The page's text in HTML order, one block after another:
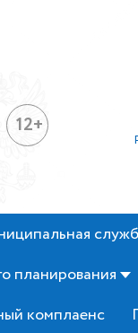
12+
планирования
комплаенс